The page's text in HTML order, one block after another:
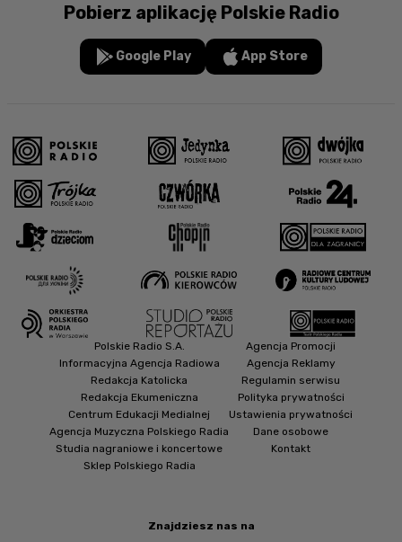
Pobierz aplikację Polskie Radio
Google Play App Store
Znajdziesz nas na
Polskie Radio S.A.
Informacyjna Agencja Radiowa
Redakcja Katolicka
Redakcja Ekumeniczna
Centrum Edukacji Medialnej
Agencja Muzyczna Polskiego Radia
Studia nagraniowe i koncertowe
Sklep Polskiego Radia
Agencja Promocji
Agencja Reklamy
Regulamin serwisu
Polityka prywatności
Ustawienia prywatności
Dane osobowe
Kontakt